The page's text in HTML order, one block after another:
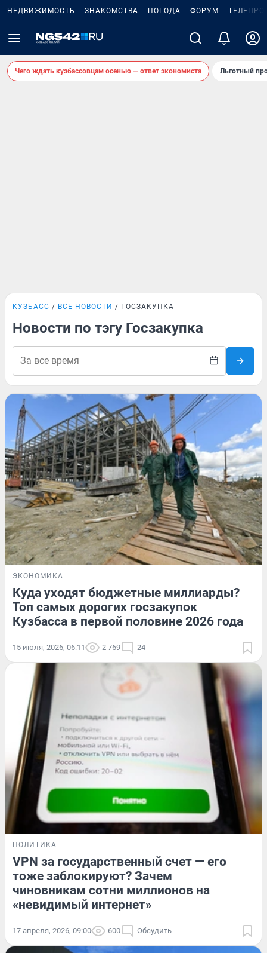
НЕДВИЖИМОСТЬ ЗНАКОМСТВА ПОГОДА ФОРУМ
Чего ждать кузбассовцам осенью — ответ экономиста Льготный
КУЗБАСС ВСЕ НОВОСТИ ГОСЗАКУПКА
Новости по тэгу Госзакупка
ЭКОНОМИКА
Куда уходят бюджетные миллиарды?
Топ самых дорогих госзакупок
Кузбасса в первой половине 2026 года
15 июля, 2026, 06:11 2 769 24
ПОЛИТИКА
VPN за государственный счет — его
тоже заблокируют? Зачем
чиновникам сотни миллионов на
«невидимый интернет»
17 апреля, 2026, 09:00 600 Обсудить